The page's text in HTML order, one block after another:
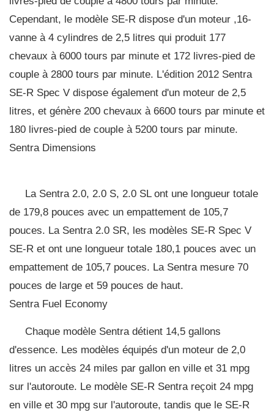
Cependant, le modèle SE-R dispose d'un moteur ,16-
vanne à 4 cylindres de 2,5 litres qui produit 177
chevaux à 6000 tours par minute et 172 livres-pied de
couple à 2800 tours par minute. L'édition 2012 Sentra
SE-R Spec V dispose également d'un moteur de 2,5
litres, et génère 200 chevaux à 6600 tours par minute et
180 livres-pied de couple à 5200 tours par minute.
Sentra Dimensions
La Sentra 2.0, 2.0 S, 2.0 SL ont une longueur totale
de 179,8 pouces avec un empattement de 105,7
pouces. La Sentra 2.0 SR, les modèles SE-R Spec V
SE-R et ont une longueur totale 180,1 pouces avec un
empattement de 105,7 pouces. La Sentra mesure 70
pouces de large et 59 pouces de haut.
Sentra Fuel Economy
Chaque modèle Sentra détient 14,5 gallons
d'essence. Les modèles équipés d'un moteur de 2,0
litres un accès 24 miles par gallon en ville et 31 mpg
sur l'autoroute. Le modèle SE-R Sentra reçoit 24 mpg
en ville et 30 mpg sur l'autoroute, tandis que le SE-R